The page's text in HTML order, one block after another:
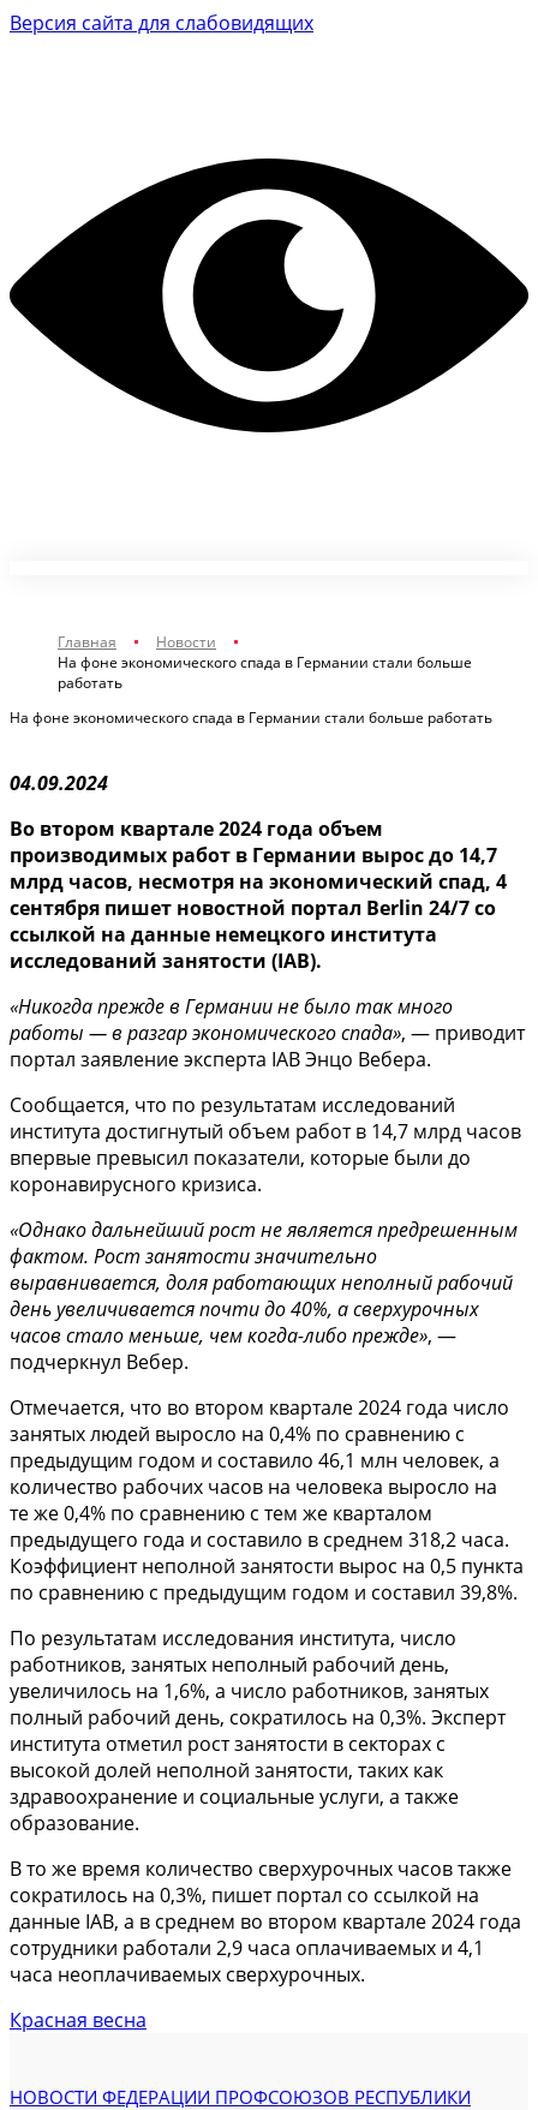
Версия сайта для слабовидящих
Главная
Новости
На фоне экономического спада в Германии стали больше
работать
На фоне экономического спада в Германии стали больше работать
04.09.2024
Во втором квартале 2024 года объем
производимых работ в Германии вырос до 14,7
млрд часов, несмотря на экономический спад, 4
сентября пишет новостной портал Berlin 24/7 со
ссылкой на данные немецкого института
исследований занятости (IAB).
«Никогда прежде в Германии не было так много
работы — в разгар экономического спада», — приводит
портал заявление эксперта IAB Энцо Вебера.
Сообщается, что по результатам исследований
института достигнутый объем работ в 14,7 млрд часов
впервые превысил показатели, которые были до
коронавирусного кризиса.
«Однако дальнейший рост не является предрешенным
фактом. Рост занятости значительно
выравнивается, доля работающих неполный рабочий
день увеличивается почти до 40%, а сверхурочных
часов стало меньше, чем когда-либо прежде», —
подчеркнул Вебер.
Отмечается, что во втором квартале 2024 года число
занятых людей выросло на 0,4% по сравнению с
предыдущим годом и составило 46,1 млн человек, а
количество рабочих часов на человека выросло на
те же 0,4% по сравнению с тем же кварталом
предыдущего года и составило в среднем 318,2 часа.
Коэффициент неполной занятости вырос на 0,5 пункта
по сравнению с предыдущим годом и составил 39,8%.
По результатам исследования института, число
работников, занятых неполный рабочий день,
увеличилось на 1,6%, а число работников, занятых
полный рабочий день, сократилось на 0,3%. Эксперт
института отметил рост занятости в секторах с
высокой долей неполной занятости, таких как
здравоохранение и социальные услуги, а также
образование.
В то же время количество сверхурочных часов также
сократилось на 0,3%, пишет портал со ссылкой на
данные IAB, а в среднем во втором квартале 2024 года
сотрудники работали 2,9 часа оплачиваемых и 4,1
часа неоплачиваемых сверхурочных.
Красная весна
НОВОСТИ ФЕДЕРАЦИИ ПРОФСОЮЗОВ РЕСПУБЛИКИ